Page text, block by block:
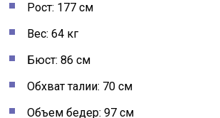
Рост: 177 см
Вес: 64 кг
Бюст: 86 см
Обхват талии: 70 см
Объем бедер: 97 см